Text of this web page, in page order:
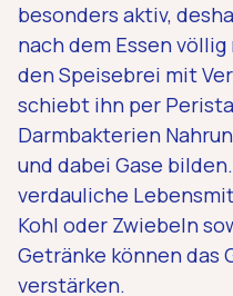
besonders aktiv,
nach dem Essen
den Speisebrei mit
schiebt ihn per
Darmbakterien
und dabei Gase
verdauliche
Kohl oder Zwiebeln
Getränke können das
verstärken.